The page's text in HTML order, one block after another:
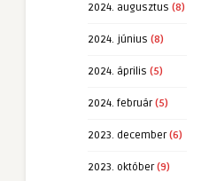
2024. augusztus (8)
2024. június (8)
2024. április (5)
2024. február(5)
2023. december(6)
2023. október(9)